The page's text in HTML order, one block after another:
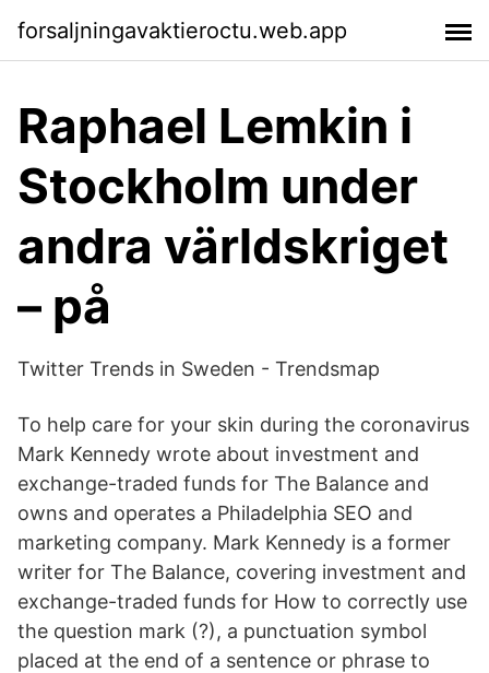
forsaljningavaktieroctu.web.app
Raphael Lemkin i
Stockholm under
andra världskriget
– på
Twitter Trends in Sweden - Trendsmap
To help care for your skin during the coronavirus
Mark Kennedy wrote about investment and
exchange-traded funds for The Balance and
owns and operates a Philadelphia SEO and
marketing company. Mark Kennedy is a former
writer for The Balance, covering investment and
exchange-traded funds for How to correctly use
the question mark (?), a punctuation symbol
placed at the end of a sentence or phrase to